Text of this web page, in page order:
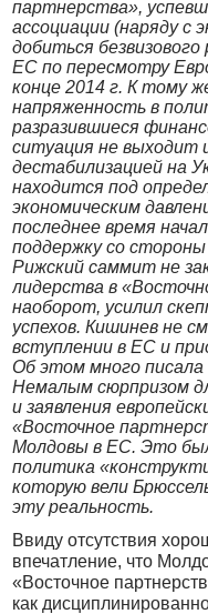
партнерства»,
ассоциации (наряду с
добиться
ЕС по пересмотру
конце 2014 г. К тому
напряженность в
разразившиеся
ситуация не выходит
дестабилизацией на
находится под
экономическим
последнее время
поддержку со стороны
Рижский саммит не
лидерства в
наоборот, усилил
успехов. Кишинев не
вступлении в ЕС и
Об этом много писала
Немалым сюрпризом
и заявления
«Восточное
Молдовы в ЕС. Это
политика
которую вели
эту реальность.
Ввиду отсутствия
впечатление, что
«Восточное
как